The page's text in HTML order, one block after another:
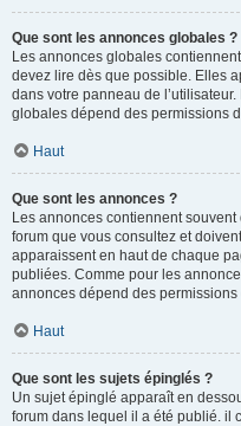
Que sont les annonces globales ?
Les annonces globales
devez lire dès que possible. Elles
dans votre panneau de
globales dépend des permissions
Haut
Que sont les annonces ?
Les annonces contiennent
forum que vous consultez et
apparaissent en haut de chaque
publiées. Comme pour les
annonces dépend des permissions
Haut
Que sont les sujets épinglés ?
Un sujet épinglé apparaît en
forum dans lequel il a été publié. il